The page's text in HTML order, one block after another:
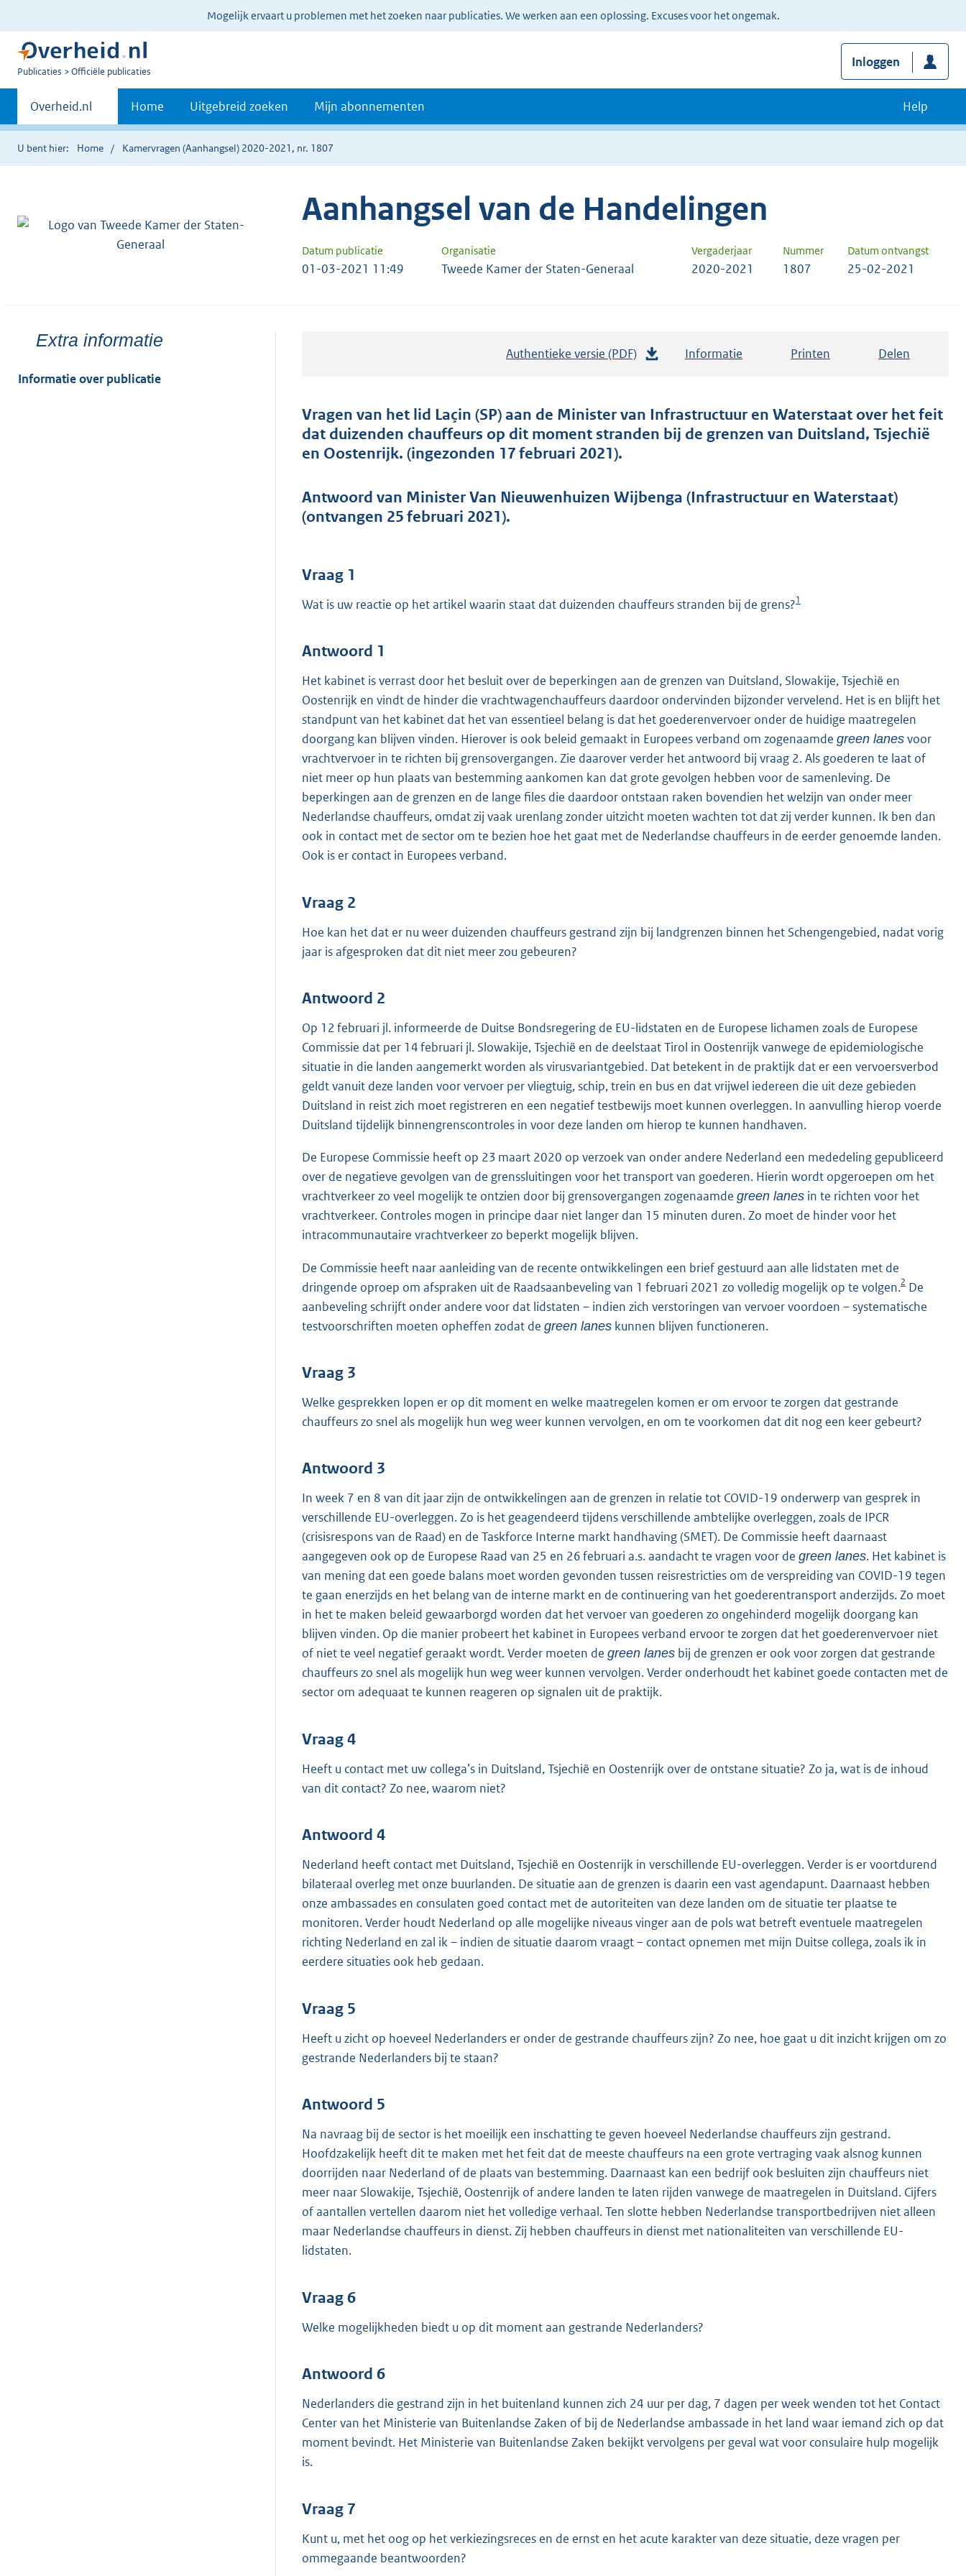
informatie:
Mogelijk ervaart u problemen met het zoeken naar publicaties. We werken aan een oplossing. Excuses voor het ongemak.
U
Publicaties Officiële publicaties
Inloggen
Primaire
navigatie
Andere
sites
binnen
Overheid.nl Home Uitgebreid zoeken Mijn abonnementen Help
U bent hier: Home Kamervragen (Aanhangsel) 2020-2021, nr. 1807
Aanhangsel van de Handelingen
Datum publicatie Organisatie Vergaderjaar Nummer Datum ontvangst
01-03-2021 11:49 Tweede Kamer der Staten-Generaal 2020-2021 1807 25-02-2021
Toon
van:
Extra informatie
Informatie over publicatie
Authentieke versie (PDF)
t
a
s
t
6
K
b
Informatie Printen Delen
Vragen van het lid Laçin (SP) aan de Minister van Infrastructuur en Waterstaat over het feit
dat duizenden chauffeurs op dit moment stranden bij de grenzen van Duitsland, Tsjechië
en Oostenrijk. (ingezonden 17 februari 2021).
Antwoord van Minister Van Nieuwenhuizen Wijbenga (Infrastructuur en Waterstaat)
(ontvangen 25 februari 2021).
Vraag 1
Wat is uw reactie op het artikel waarin staat dat duizenden chauffeurs stranden bij de grens?1
Antwoord 1
Het kabinet is verrast door het besluit over de beperkingen aan de grenzen van Duitsland, Slowakije, Tsjechië en
Oostenrijk en vindt de hinder die vrachtwagenchauffeurs daardoor ondervinden bijzonder vervelend. Het is en blijft het
standpunt van het kabinet dat het van essentieel belang is dat het goederenvervoer onder de huidige maatregelen
doorgang kan blijven vinden. Hierover is ook beleid gemaakt in Europees verband om zogenaamde green lanes voor
vrachtvervoer in te richten bij grensovergangen. Zie daarover verder het antwoord bij vraag 2. Als goederen te laat of
niet meer op hun plaats van bestemming aankomen kan dat grote gevolgen hebben voor de samenleving. De
beperkingen aan de grenzen en de lange files die daardoor ontstaan raken bovendien het welzijn van onder meer
Nederlandse chauffeurs, omdat zij vaak urenlang zonder uitzicht moeten wachten tot dat zij verder kunnen. Ik ben dan
ook in contact met de sector om te bezien hoe het gaat met de Nederlandse chauffeurs in de eerder genoemde landen.
Ook is er contact in Europees verband.
Vraag 2
Hoe kan het dat er nu weer duizenden chauffeurs gestrand zijn bij landgrenzen binnen het Schengengebied, nadat vorig
jaar is afgesproken dat dit niet meer zou gebeuren?
Antwoord 2
Op 12 februari jl. informeerde de Duitse Bondsregering de EU-lidstaten en de Europese lichamen zoals de Europese
Commissie dat per 14 februari jl. Slowakije, Tsjechië en de deelstaat Tirol in Oostenrijk vanwege de epidemiologische
situatie in die landen aangemerkt worden als virusvariantgebied. Dat betekent in de praktijk dat er een vervoersverbod
geldt vanuit deze landen voor vervoer per vliegtuig, schip, trein en bus en dat vrijwel iedereen die uit deze gebieden
Duitsland in reist zich moet registreren en een negatief testbewijs moet kunnen overleggen. In aanvulling hierop voerde
Duitsland tijdelijk binnengrenscontroles in voor deze landen om hierop te kunnen handhaven.
De Europese Commissie heeft op 23 maart 2020 op verzoek van onder andere Nederland een mededeling gepubliceerd
over de negatieve gevolgen van de grenssluitingen voor het transport van goederen. Hierin wordt opgeroepen om het
vrachtverkeer zo veel mogelijk te ontzien door bij grensovergangen zogenaamde green lanes in te richten voor het
vrachtverkeer. Controles mogen in principe daar niet langer dan 15 minuten duren. Zo moet de hinder voor het
intracommunautaire vrachtverkeer zo beperkt mogelijk blijven.
De Commissie heeft naar aanleiding van de recente ontwikkelingen een brief gestuurd aan alle lidstaten met de
dringende oproep om afspraken uit de Raadsaanbeveling van 1 februari 2021 zo volledig mogelijk op te volgen.2 De
aanbeveling schrijft onder andere voor dat lidstaten – indien zich verstoringen van vervoer voordoen – systematische
testvoorschriften moeten opheffen zodat de green lanes kunnen blijven functioneren.
Vraag 3
Welke gesprekken lopen er op dit moment en welke maatregelen komen er om ervoor te zorgen dat gestrande
chauffeurs zo snel als mogelijk hun weg weer kunnen vervolgen, en om te voorkomen dat dit nog een keer gebeurt?
Antwoord 3
In week 7 en 8 van dit jaar zijn de ontwikkelingen aan de grenzen in relatie tot COVID-19 onderwerp van gesprek in
verschillende EU-overleggen. Zo is het geagendeerd tijdens verschillende ambtelijke overleggen, zoals de IPCR
(crisisrespons van de Raad) en de Taskforce Interne markt handhaving (SMET). De Commissie heeft daarnaast
aangegeven ook op de Europese Raad van 25 en 26 februari a.s. aandacht te vragen voor de green lanes. Het kabinet is
van mening dat een goede balans moet worden gevonden tussen reisrestricties om de verspreiding van COVID-19 tegen
te gaan enerzijds en het belang van de interne markt en de continuering van het goederentransport anderzijds. Zo moet
in het te maken beleid gewaarborgd worden dat het vervoer van goederen zo ongehinderd mogelijk doorgang kan
blijven vinden. Op die manier probeert het kabinet in Europees verband ervoor te zorgen dat het goederenvervoer niet
of niet te veel negatief geraakt wordt. Verder moeten de green lanes bij de grenzen er ook voor zorgen dat gestrande
chauffeurs zo snel als mogelijk hun weg weer kunnen vervolgen. Verder onderhoudt het kabinet goede contacten met de
sector om adequaat te kunnen reageren op signalen uit de praktijk.
Vraag 4
Heeft u contact met uw collega’s in Duitsland, Tsjechië en Oostenrijk over de ontstane situatie? Zo ja, wat is de inhoud
van dit contact? Zo nee, waarom niet?
Antwoord 4
Nederland heeft contact met Duitsland, Tsjechië en Oostenrijk in verschillende EU-overleggen. Verder is er voortdurend
bilateraal overleg met onze buurlanden. De situatie aan de grenzen is daarin een vast agendapunt. Daarnaast hebben
onze ambassades en consulaten goed contact met de autoriteiten van deze landen om de situatie ter plaatse te
monitoren. Verder houdt Nederland op alle mogelijke niveaus vinger aan de pols wat betreft eventuele maatregelen
richting Nederland en zal ik – indien de situatie daarom vraagt – contact opnemen met mijn Duitse collega, zoals ik in
eerdere situaties ook heb gedaan.
Vraag 5
Heeft u zicht op hoeveel Nederlanders er onder de gestrande chauffeurs zijn? Zo nee, hoe gaat u dit inzicht krijgen om zo
gestrande Nederlanders bij te staan?
Antwoord 5
Na navraag bij de sector is het moeilijk een inschatting te geven hoeveel Nederlandse chauffeurs zijn gestrand.
Hoofdzakelijk heeft dit te maken met het feit dat de meeste chauffeurs na een grote vertraging vaak alsnog kunnen
doorrijden naar Nederland of de plaats van bestemming. Daarnaast kan een bedrijf ook besluiten zijn chauffeurs niet
meer naar Slowakije, Tsjechië, Oostenrijk of andere landen te laten rijden vanwege de maatregelen in Duitsland. Cijfers
of aantallen vertellen daarom niet het volledige verhaal. Ten slotte hebben Nederlandse transportbedrijven niet alleen
maar Nederlandse chauffeurs in dienst. Zij hebben chauffeurs in dienst met nationaliteiten van verschillende EU-
lidstaten.
Vraag 6
Welke mogelijkheden biedt u op dit moment aan gestrande Nederlanders?
Antwoord 6
Nederlanders die gestrand zijn in het buitenland kunnen zich 24 uur per dag, 7 dagen per week wenden tot het Contact
Center van het Ministerie van Buitenlandse Zaken of bij de Nederlandse ambassade in het land waar iemand zich op dat
moment bevindt. Het Ministerie van Buitenlandse Zaken bekijkt vervolgens per geval wat voor consulaire hulp mogelijk
is.
Vraag 7
Kunt u, met het oog op het verkiezingsreces en de ernst en het acute karakter van deze situatie, deze vragen per
ommegaande beantwoorden?